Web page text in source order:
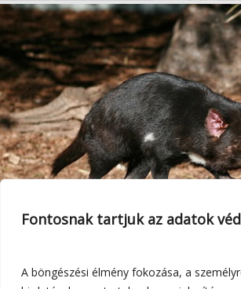
Fontosnak tartjuk az adatok
A böngészési élmény fokozása, a